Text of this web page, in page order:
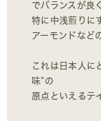
でバランスが良
特に中浅煎りに
アーモンドなど
これは日本人に
味”の
原点といえるテ